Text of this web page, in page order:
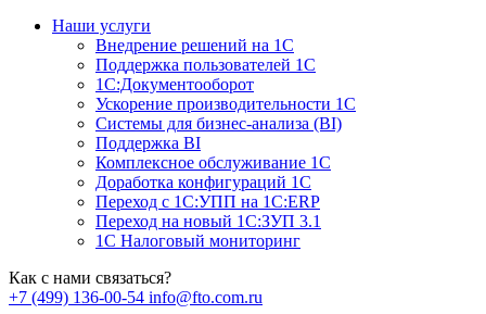
Наши услуги
Внедрение решений на 1С
Поддержка пользователей 1С
1С:Документооборот
Ускорение производительности 1С
Системы для бизнес-анализа (BI)
Поддержка BI
Комплексное обслуживание 1С
Доработка конфигураций 1С
Переход с 1С:УПП на 1С:ERP
Переход на новый 1C:ЗУП 3.1
1С Налоговый мониторинг
Как с нами связаться?
+7 (499) 136-00-54 info@fto.com.ru